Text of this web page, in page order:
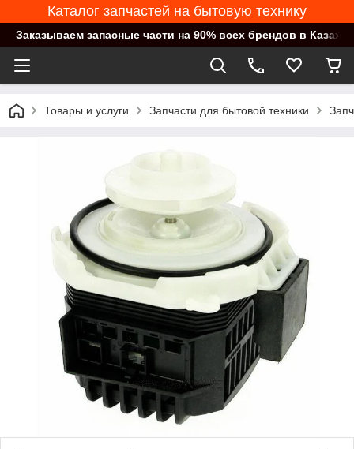
Каталог запчастей на бытовую технику
Заказываем запасные части на 90% всех брендов в
Товары и услуги Запчасти для бытовой техники